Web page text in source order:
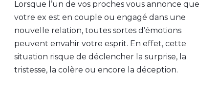
Lorsque l’un de vos proches vous annonce que
votre ex est en couple ou engagé dans une
nouvelle relation, toutes sortes d’émotions
peuvent envahir votre esprit. En effet, cette
situation risque de déclencher la surprise, la
tristesse, la colère ou encore la déception.